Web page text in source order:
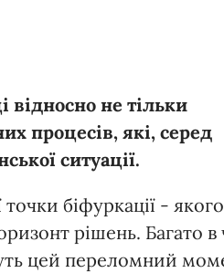
відносно не тільки
процесів, які, серед
ситуації.
біфуркації -
рішень. Багато
цей переломний